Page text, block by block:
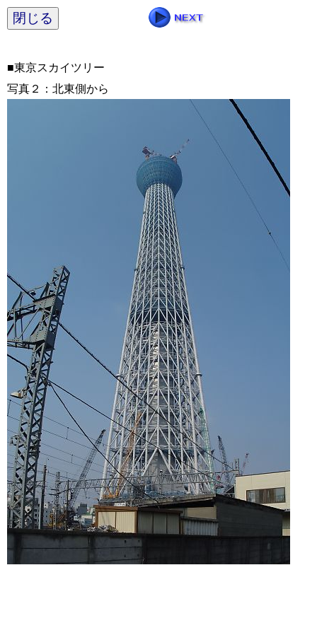
閉じる
■東京スカイツリー
写真２：北東側から